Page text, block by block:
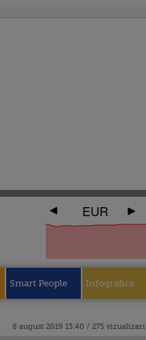
EUR
Smart People Infografice
8 august 2019 13:40 / 275 vizualizari